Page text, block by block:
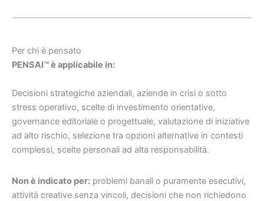
Per chi è pensato
PENSAI™ è applicabile in:
Decisioni strategiche aziendali, aziende in crisi o sotto
stress operativo, scelte di investimento orientative,
governance editoriale o progettuale, valutazione di iniziative
ad alto rischio, selezione tra opzioni alternative in contesti
complessi, scelte personali ad alta responsabilità.
Non è indicato per: problemi banali o puramente esecutivi,
attività creative senza vincoli, decisioni che non richiedono